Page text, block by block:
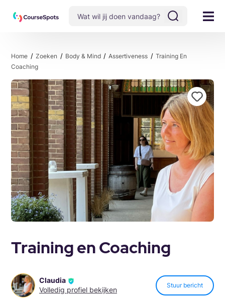
Home Zoeken Body & Mind Assertiveness
Training En
Coaching
Training en Coaching
Claudia
Volledig profiel bekijken
Stuur bericht